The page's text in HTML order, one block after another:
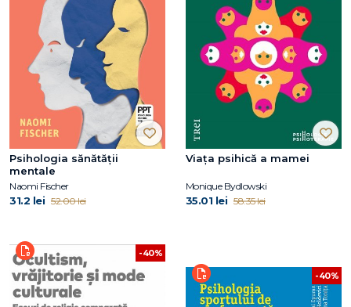
Psihologia sănătății
mentale
Naomi Fischer
31.2 lei 52.00 lei
Viața psihică a mamei
Monique Bydlowski
35.01 lei 58.35 lei
-40%
-40%